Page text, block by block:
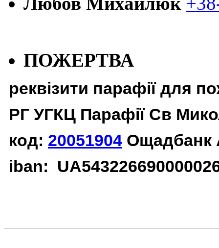
ПОЖЕРТВА
реквізити парафії для
РГ УГКЦ Парафії Св
код: 20051904 Ощадбанк
iban: